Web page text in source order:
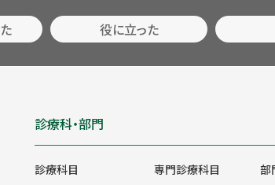
役に立った
診療科・部門
診療科目 専門診療科目 部